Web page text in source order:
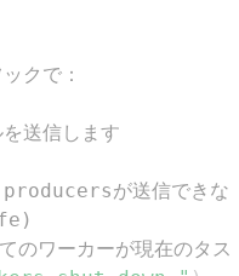
クで：
送信します
が送信できなく
ワーカーが現在のタス